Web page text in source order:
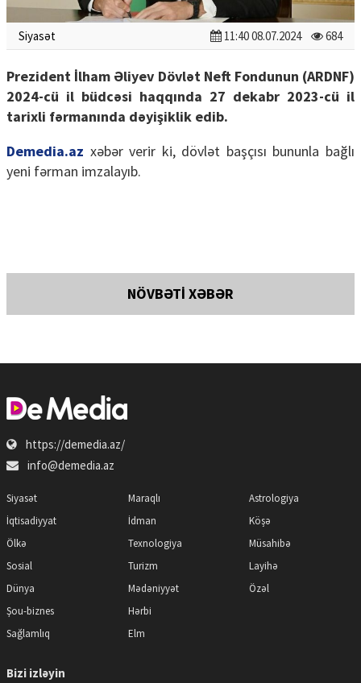
Siyasət 11:40 08.07.2024 684
Prezident İlham Əliyev Dövlət Neft Fondunun (ARDNF)
2024-cü il büdcəsi haqqında 27 dekabr 2023-cü il
tarixli fərmanında dəyişiklik edib.
Demedia.az xəbər verir ki, dövlət başçısı bununla bağlı
yeni fərman imzalayıb.
NÖVBƏTİ XƏBƏR
https://demedia.az/
info@demedia.az
Siyasət
İqtisadiyyat
Ölkə
Sosial
Dünya
Şou-biznes
Sağlamlıq
Maraqlı
İdman
Texnologiya
Turizm
Mədəniyyət
Hərbi
Elm
Astrologiya
Köşə
Müsahibə
Layihə
Özəl
Bizi izləyin